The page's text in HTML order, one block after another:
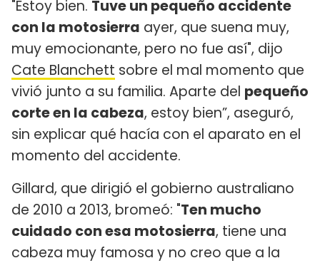
"Estoy bien. Tuve un pequeño accidente
con la motosierra ayer, que suena muy,
muy emocionante, pero no fue así", dijo
Cate Blanchett sobre el mal momento que
vivió junto a su familia. Aparte del pequeño
corte en la cabeza, estoy bien”, aseguró,
sin explicar qué hacía con el aparato en el
momento del accidente.
Gillard, que dirigió el gobierno australiano
de 2010 a 2013, bromeó: "Ten mucho
cuidado con esa motosierra, tiene una
cabeza muy famosa y no creo que a la